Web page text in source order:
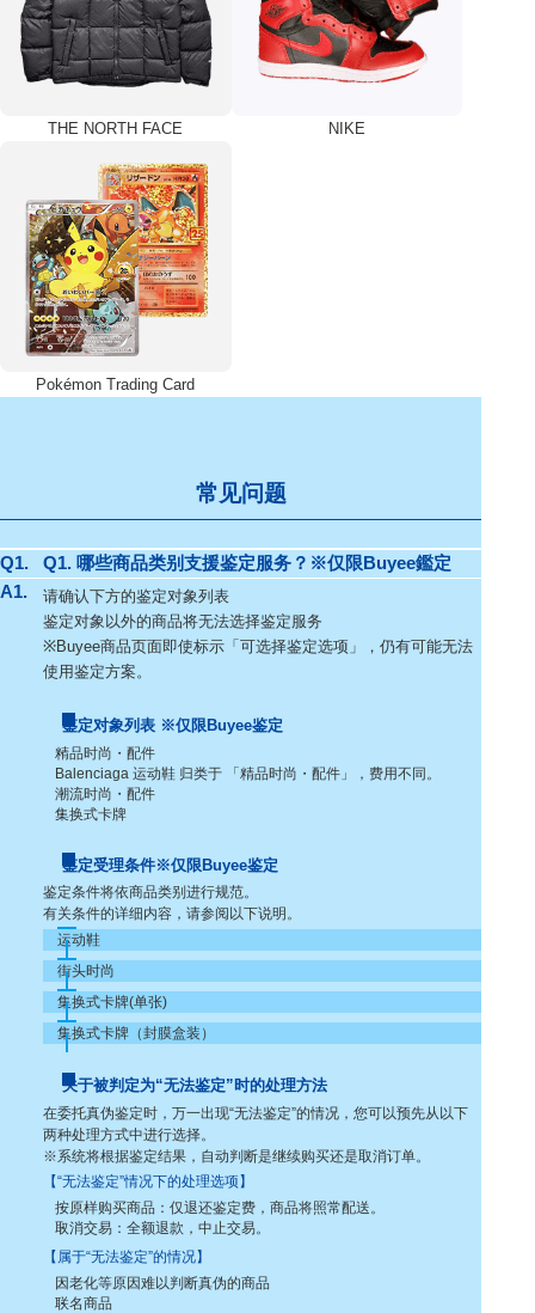
THE NORTH FACE NIKE
Pokémon Trading Card
常见问题
Q1.
Q1. 哪些商品类别支援鉴定服务？※仅限Buyee鑑定
A1.
请确认下方的鉴定对象列表
鉴定对象以外的商品将无法选择鉴定服务
※Buyee商品页面即使标示「可选择鉴定选项」，仍有可能无法
使用鉴定方案。
鉴定对象列表 ※仅限Buyee鉴定
精品时尚・配件
Balenciaga 运动鞋 归类于 「精品时尚・配件」，费用不同。
潮流时尚・配件
集换式卡牌
鉴定受理条件※仅限Buyee鉴定
鉴定条件将依商品类别进行规范。
有关条件的详细内容，请参阅以下说明。
运动鞋
街头时尚
集换式卡牌(单张)
集换式卡牌（封膜盒装）
关于被判定为“无法鉴定”时的处理方法
在委托真伪鉴定时，万一出现“无法鉴定”的情况，您可以预先从以下
两种处理方式中进行选择。
※系统将根据鉴定结果，自动判断是继续购买还是取消订单。
【“无法鉴定”情况下的处理选项】
按原样购买商品：仅退还鉴定费，商品将照常配送。
取消交易：全额退款，中止交易。
【属于“无法鉴定”的情况】
因老化等原因难以判断真伪的商品
联名商品